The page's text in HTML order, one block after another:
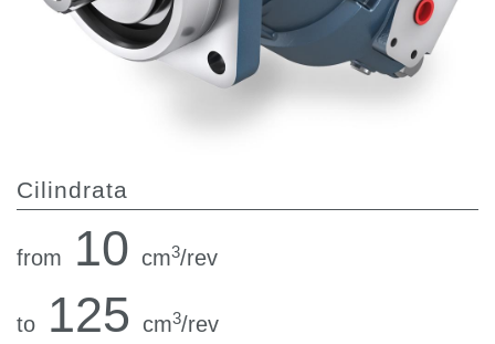
Servocomandi
Componenti Elettronici per Sistemi di Controllo
Cilindrata
from 10 cm3/rev
to 125 cm3/rev